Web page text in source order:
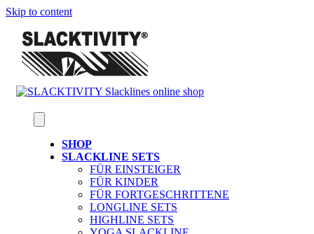
Skip to content
SHOP
SLACKLINE SETS
FÜR EINSTEIGER
FÜR KINDER
FÜR FORTGESCHRITTENE
LONGLINE SETS
HIGHLINE SETS